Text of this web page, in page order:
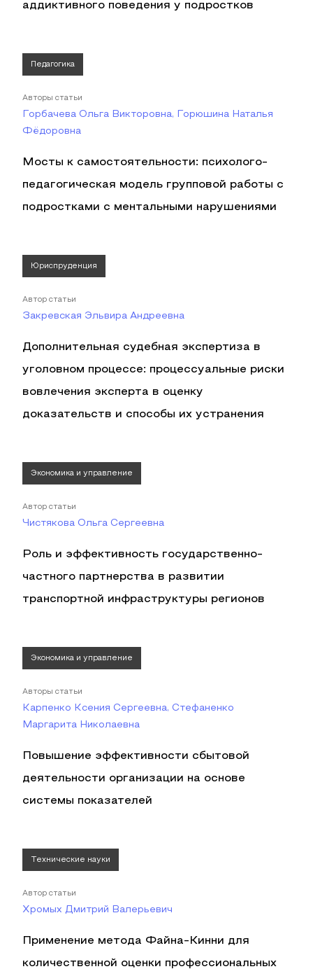
аддиктивного поведения у подростков
Педагогика
Авторы статьи
Горбачева Ольга Викторовна, Горюшина Наталья
Фёдоровна
Мосты к самостоятельности: психолого-
педагогическая модель групповой работы с
подростками с ментальными нарушениями
Юриспруденция
Автор статьи
Закревская Эльвира Андреевна
Дополнительная судебная экспертиза в
уголовном процессе: процессуальные риски
вовлечения эксперта в оценку
доказательств и способы их устранения
Экономика и управление
Автор статьи
Чистякова Ольга Сергеевна
Роль и эффективность государственно-
частного партнерства в развитии
транспортной инфраструктуры регионов
Экономика и управление
Авторы статьи
Карпенко Ксения Сергеевна, Стефаненко
Маргарита Николаевна
Повышение эффективности сбытовой
деятельности организации на основе
системы показателей
Технические науки
Автор статьи
Хромых Дмитрий Валерьевич
Применение метода Файна-Кинни для
количественной оценки профессиональных